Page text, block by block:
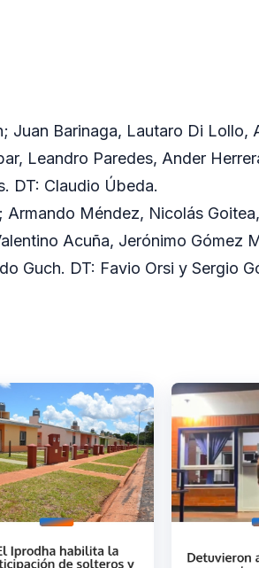
Juan Barinaga, Lautaro Di Lollo,
Leandro Paredes, Ander
DT: Claudio Úbeda.
Armando Méndez, Nicolás
Acuña, Jerónimo Gómez
Guch. DT: Favio Orsi y Sergio